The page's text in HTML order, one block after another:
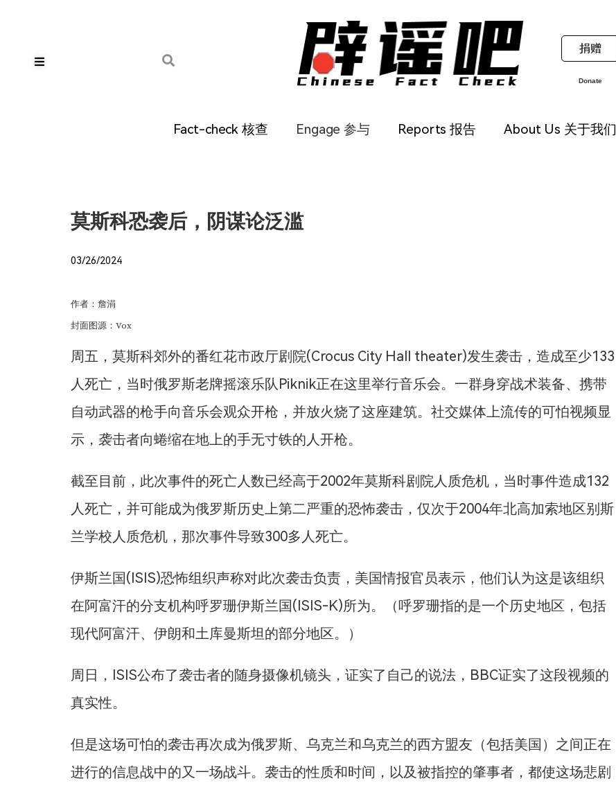
捐赠
Donate
Fact-check 核查 Engage 参与 Reports 报告 About Us 关于我们
莫斯科恐袭后，阴谋论泛滥
03/26/2024
作者：詹涓
封面图源：Vox
周五，莫斯科郊外的番红花市政厅剧院(Crocus City Hall theater)发生袭击，造成至少133
人死亡，当时俄罗斯老牌摇滚乐队Piknik正在这里举行音乐会。一群身穿战术装备、携带
自动武器的枪手向音乐会观众开枪，并放火烧了这座建筑。社交媒体上流传的可怕视频显
示，袭击者向蜷缩在地上的手无寸铁的人开枪。
截至目前，此次事件的死亡人数已经高于2002年莫斯科剧院人质危机，当时事件造成132
人死亡，并可能成为俄罗斯历史上第二严重的恐怖袭击，仅次于2004年北高加索地区别斯
兰学校人质危机，那次事件导致300多人死亡。
伊斯兰国(ISIS)恐怖组织声称对此次袭击负责，美国情报官员表示，他们认为这是该组织
在阿富汗的分支机构呼罗珊伊斯兰国(ISIS-K)所为。（呼罗珊指的是一个历史地区，包括
现代阿富汗、伊朗和土库曼斯坦的部分地区。）
周日，ISIS公布了袭击者的随身摄像机镜头，证实了自己的说法，BBC证实了这段视频的
真实性。
但是这场可怕的袭击再次成为俄罗斯、乌克兰和乌克兰的西方盟友（包括美国）之间正在
进行的信息战中的又一场战斗。袭击的性质和时间，以及被指控的肇事者，都使这场悲剧